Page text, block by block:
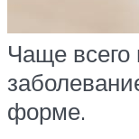
Чаще всего
форме.